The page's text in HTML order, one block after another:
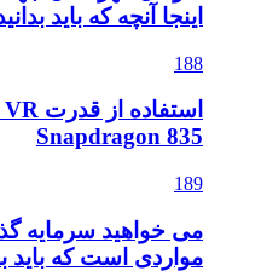
اینجا آنچه که باید
188
Snapdragon 835
189
می خواهید سرمایه
مواردی است که باید